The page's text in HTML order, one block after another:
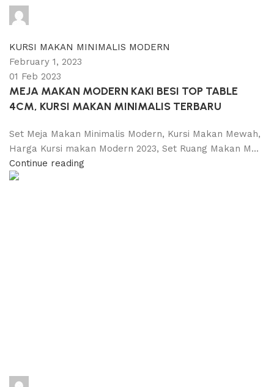
KURSI MAKAN MINIMALIS MODERN
February 1, 2023
01 Feb 2023
MEJA MAKAN MODERN KAKI BESI TOP TABLE
4CM, KURSI MAKAN MINIMALIS TERBARU
Set Meja Makan Minimalis Modern, Kursi Makan Mewah,
Harga Kursi makan Modern 2023, Set Ruang Makan M...
Continue reading